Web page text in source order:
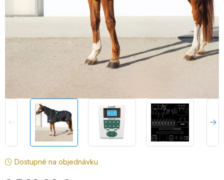
Dostupné na objednávku